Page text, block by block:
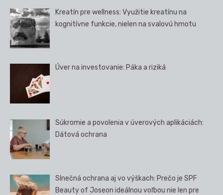
Kreatín pre wellness: Využitie kreatínu na
kognitívne funkcie, nielen na svalovú hmotu
Úver na investovanie: Páka a riziká
Súkromie a povolenia v úverových aplikáciách:
Dátová ochrana
Slnečná ochrana aj vo výškach: Prečo je SPF
Beauty of Joseon ideálnou voľbou nie len pre